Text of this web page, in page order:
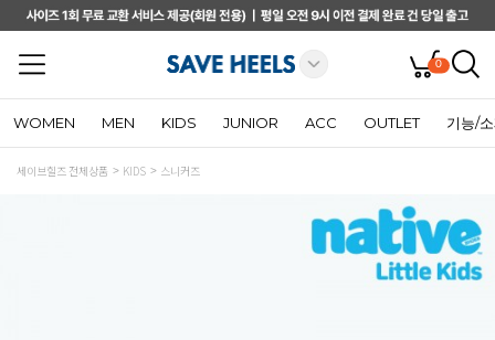
0
WOMEN MEN KIDS JUNIOR ACC OUTLET 기능/
세이브힐즈 전체상품 KIDS 스니커즈